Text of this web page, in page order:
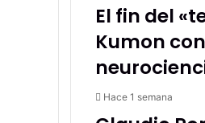
El fin del
Kumon
Hace 1 semana